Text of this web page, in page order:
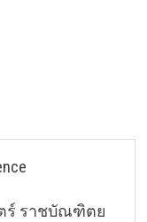
ร์ ราชบัณฑิตย